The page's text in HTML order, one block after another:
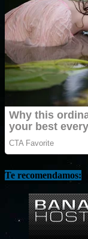
Te recomendamos: